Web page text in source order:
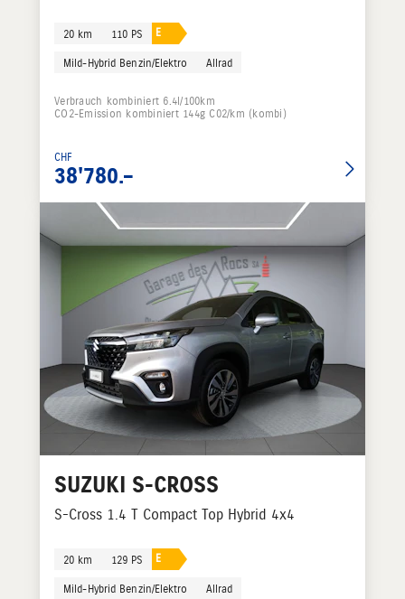
20 km 110 PS E
Mild-Hybrid Benzin/Elektro Allrad
Verbrauch kombiniert 6.4l/100km
CO2-Emission kombiniert 144g C02/km (kombi)
CHF
38'780.–
SUZUKI S-CROSS
S-Cross 1.4 T Compact Top Hybrid 4x4
20 km 129 PS E
Mild-Hybrid Benzin/Elektro Allrad